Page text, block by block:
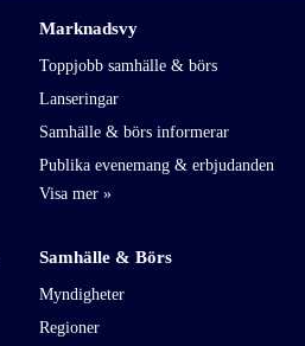
Marknadsvy
Toppjobb samhälle & börs
Lanseringar
Samhälle & börs informerar
Publika evenemang & erbjudanden
Samhälle & Börs
Myndigheter
Regioner